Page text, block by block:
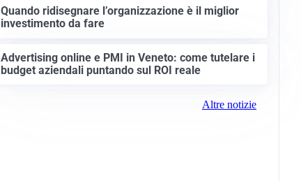
Quando ridisegnare l’organizzazione è il miglior
investimento da fare
Advertising online e PMI in Veneto: come tutelare i
budget aziendali puntando sul ROI reale
Altre notizie